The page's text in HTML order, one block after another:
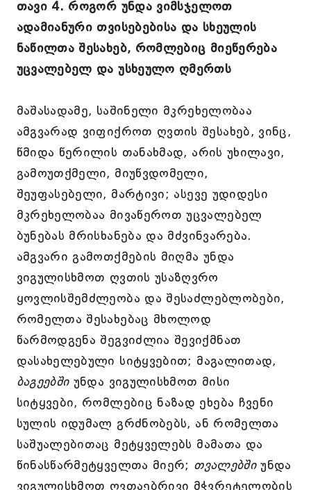
თავი 4. როგორ უნდა ვიმსჯელოთ
ადამიანური თვისებებისა და სხეულის
ნაწილთა შესახებ, რომლებიც მიეწერება
უცვალებელ და უსხეულო ღმერთს
მაშასადამე, საშინელი მკრეხელობაა
ამგვარად ვიფიქროთ ღვთის შესახებ, ვინც,
წმიდა წერილის თანახმად, არის უხილავი,
გამოუთქმელი, მიუწვდომელი,
შეუფასებელი, მარტივი; ასევე უდიდესი
მკრეხელობაა მივაწეროთ უცვალებელ
ბუნებას მრისხანება და მძვინვარება.
ამგვარი გამოთქმების მიღმა უნდა
ვიგულისხმოთ ღვთის უსაზღვრო
ყოვლისშემძლეობა და შესაძლებლობები,
რომელთა შესახებაც მხოლოდ
წარმოდგენა შეგვიძლია შევიქმნათ
დასახელებული სიტყვებით; მაგალითად,
ბაგეებშიუნდა ვიგულისხმოთ მისი
სიტყვები, რომლებიც ნაზად ეხება ჩვენი
სულის იდუმალ გრძნობებს, ან რომელთა
საშუალებითაც მეტყველებს მამათა და
წინასწარმეტყველთა მიერ; თვალებშიუნდა
ვიგულისხმოთ ღვთაებრივი მჭვრეტელობის